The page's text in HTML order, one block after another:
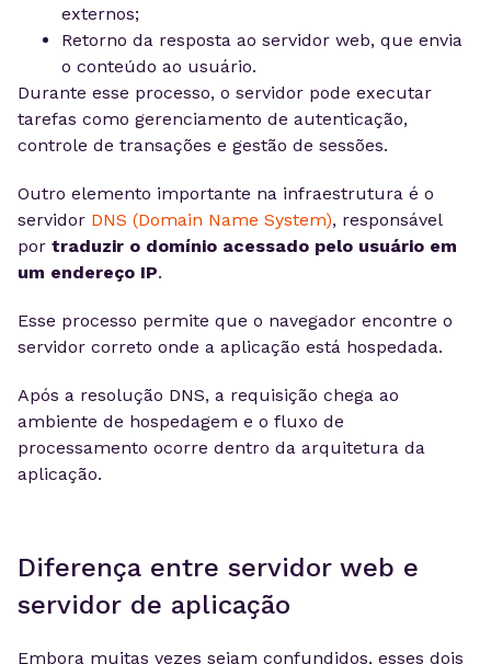
externos;
Retorno da resposta ao servidor web, que envia
o conteúdo ao usuário.
Durante esse processo, o servidor pode executar
tarefas como gerenciamento de autenticação,
controle de transações e gestão de sessões.
Outro elemento importante na infraestrutura é o
servidor DNS (Domain Name System), responsável
por traduzir o domínio acessado pelo usuário em
um endereço IP.
Esse processo permite que o navegador encontre o
servidor correto onde a aplicação está hospedada.
Após a resolução DNS, a requisição chega ao
ambiente de hospedagem e o fluxo de
processamento ocorre dentro da arquitetura da
aplicação.
Diferença entre servidor web e
servidor de aplicação
Embora muitas vezes sejam confundidos, esses dois